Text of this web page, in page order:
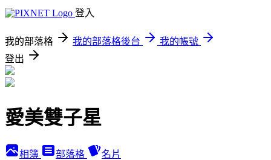
登入
我的部落格 我的部落格後台
我的帳號
登出
愛美雙子星
相簿 部落格 名片